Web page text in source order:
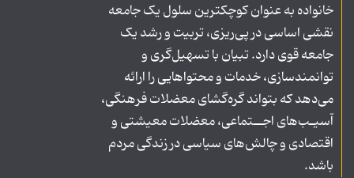
خانواده به عنوان کوچکترین سلول یک جامعه
نقشی اساسی در پی‌ریزی، تربیت و رشد یک
جامعه قوی دارد. تبیان با تسهیل‌گری و
توانمندسازی، خدمات و محتواهایی را ارائه
می‌دهد که بتواند گره‌گشای معضلات فرهنگی،
آسیـب‌های اجــتماعی، معضلات معیشتی و
اقتصادی و چالش‌های سیاسی در زندگی مردم
باشد.